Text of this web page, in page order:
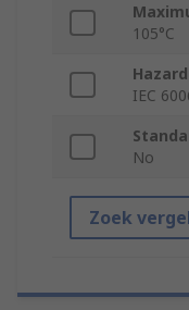
105°C
IEC
No
Zoek